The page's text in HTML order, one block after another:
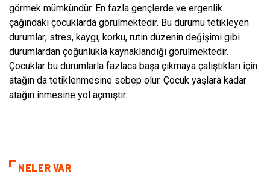
görmek mümkündür. En fazla gençlerde ve ergenlik
çağındaki çocuklarda görülmektedir. Bu durumu tetikleyen
durumlar; stres, kaygı, korku, rutin düzenin değişimi gibi
durumlardan çoğunlukla kaynaklandığı görülmektedir.
Çocuklar bu durumlarla fazlaca başa çıkmaya çalıştıkları için
atağın da tetiklenmesine sebep olur. Çocuk yaşlara kadar
atağın inmesine yol açmıştır.
NELER VAR